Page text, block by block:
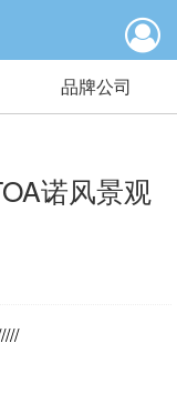
品牌公司
诺风景观